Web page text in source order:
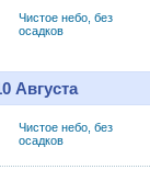
Чистое небо, без
осадков
Августа
Чистое небо, без
осадков